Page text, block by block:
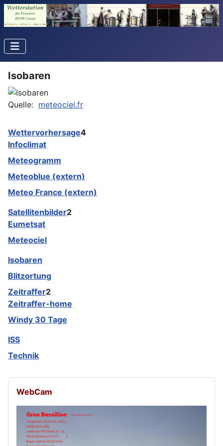
Wettervorhersage4
Infoclimat
Meteogramm
Meteoblue (extern)
Meteo France (extern)
Satellitenbilder2
Eumetsat
Meteociel
Isobaren
Blitzortung
Zeitraffer2
Zeitraffer-home
Windy 30 Tage
ISS
Technik
WebCam
Isobaren
Quelle: meteociel.fr